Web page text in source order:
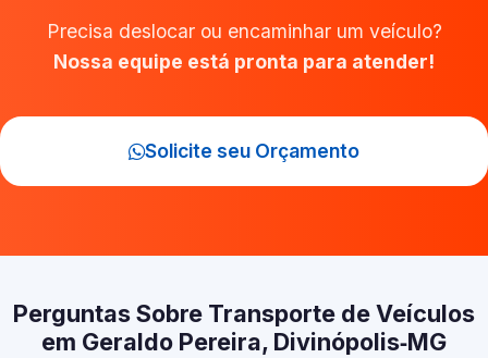
Precisa deslocar ou encaminhar um veículo?
Nossa equipe está pronta para atender!
Solicite seu Orçamento
Perguntas Sobre Transporte de Veículos
em Geraldo Pereira, Divinópolis‑MG